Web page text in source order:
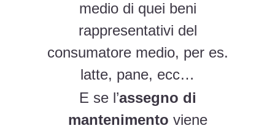
medio di quei beni
rappresentativi del
consumatore medio, per es.
latte, pane, ecc…
E se l’assegno di
mantenimento viene